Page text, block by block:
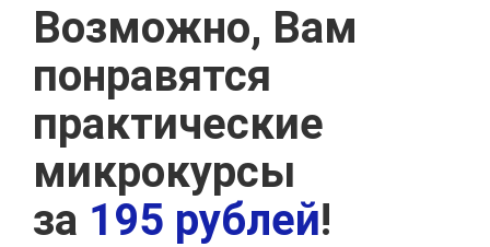
Возможно, Вам
понравятся
практические
микрокурсы
за 195 рублей!